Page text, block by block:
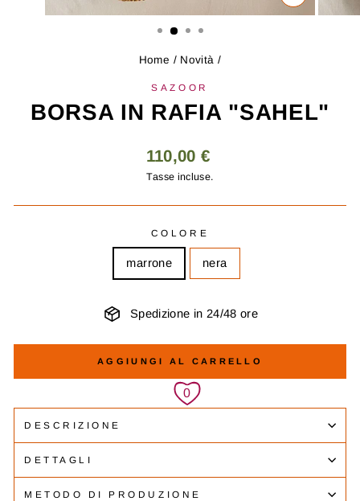
CHIUDI
(ESC)
Home / Novità /
SAZOOR
BORSA IN RAFIA "SAHEL"
Prezzo
regolare
110,00 €
Tasse incluse.
COLORE
marrone nera
Spedizione in 24/48 ore
AGGIUNGI AL CARRELLO
DESCRIZIONE
DETTAGLI
METODO DI PRODUZIONE